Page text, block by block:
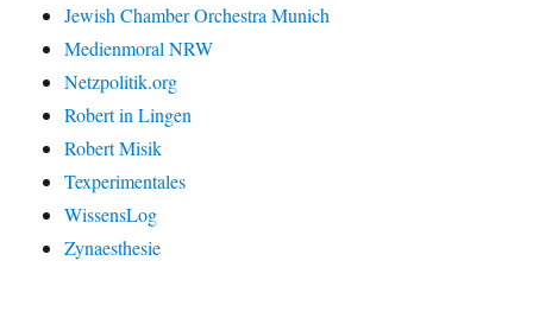
Jewish Chamber Orchestra Munich
Medienmoral NRW
Netzpolitik.org
Robert in Lingen
Robert Misik
Texperimentales
WissensLog
Zynaesthesie